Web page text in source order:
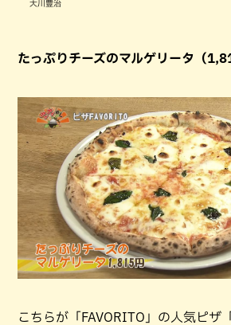
大川豊治
たっぷりチーズのマルゲリータ（
こちらが「FAVORITO」の人気ピザ